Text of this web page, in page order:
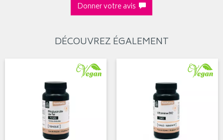
Donner votre avis
DÉCOUVREZ ÉGALEMENT